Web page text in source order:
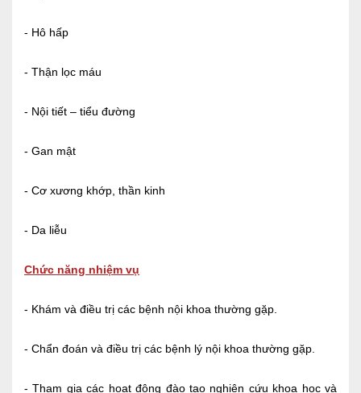
- Hô hấp
- Thận lọc máu
- Nội tiết – tiểu đường
- Gan mật
- Cơ xương khớp, thần kinh
- Da liễu
Chức năng nhiệm vụ
- Khám và điều trị các bệnh nội khoa thường gặp.
- Chẩn đoán và điều trị các bệnh lý nội khoa thường gặp.
- Tham gia các hoạt động đào tạo nghiên cứu khoa học và